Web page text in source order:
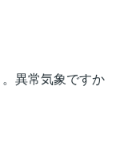
異常気象ですか